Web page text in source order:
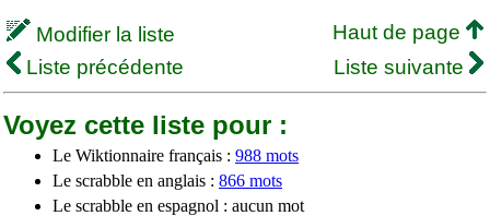
Modifier la liste
Haut de page
Liste précédente
Liste suivante
Voyez cette liste pour :
Le Wiktionnaire français : 988 mots
Le scrabble en anglais : 866 mots
Le scrabble en espagnol : aucun mot